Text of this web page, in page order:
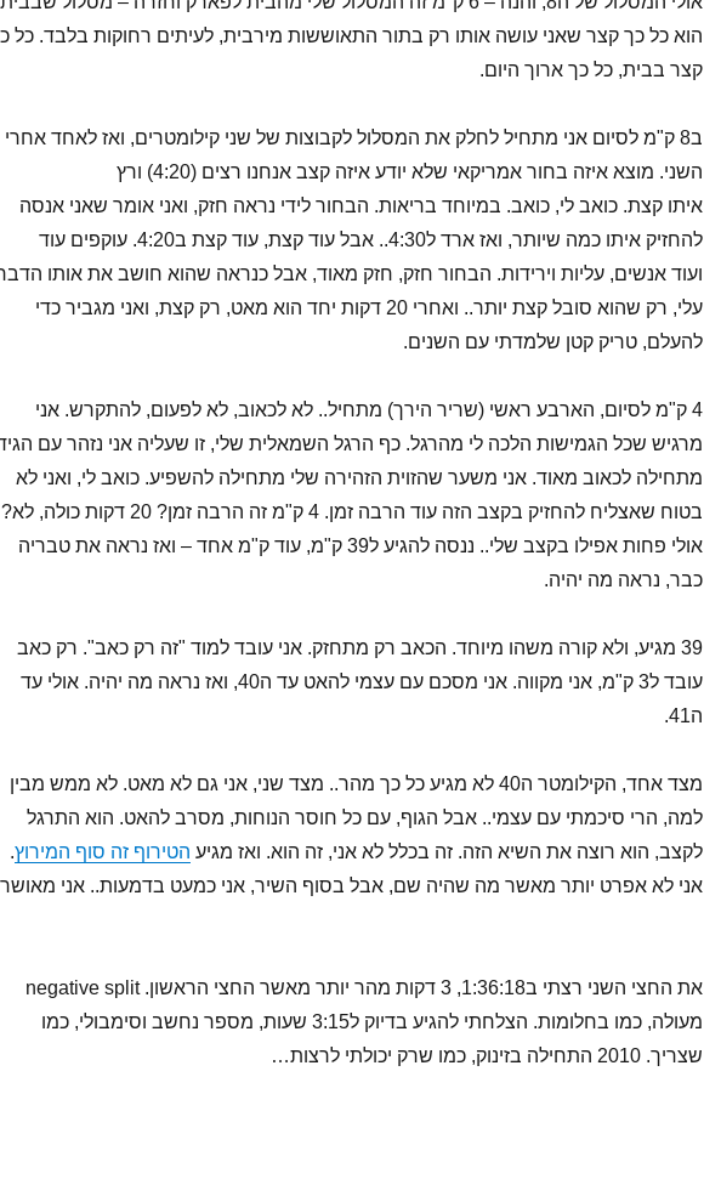
הוא כל כך קצר שאני עושה אותו רק בתור התאוששות מירבית, לעיתים רחוקות בלבד. כל
קצר בבית, כל כך ארוך היום.
ב8 ק"מ לסיום אני מתחיל לחלק את המסלול לקבוצות של שני קילומטרים, ואז לאחד אחרי
השני. מוצא איזה בחור אמריקאי שלא יודע איזה קצב אנחנו רצים (4:20) ורץ
איתו קצת. כואב לי, כואב. במיוחד בריאות. הבחור לידי נראה חזק, ואני אומר שאני אנסה
להחזיק איתו כמה שיותר, ואז ארד ל4:30.. אבל עוד קצת, עוד קצת ב4:20. עוקפים עוד
ועוד אנשים, עליות וירידות. הבחור חזק, חזק מאוד, אבל כנראה שהוא חושב את אותו
עלי, רק שהוא סובל קצת יותר.. ואחרי 20 דקות יחד הוא מאט, רק קצת, ואני מגביר כדי
להעלם, טריק קטן שלמדתי עם השנים.
4 ק"מ לסיום, הארבע ראשי (שריר הירך) מתחיל.. לא לכאוב, לא לפעום, להתקרש. אני
מרגיש שכל הגמישות הלכה לי מהרגל. כף הרגל השמאלית שלי, זו שעליה אני נזהר עם
מתחילה לכאוב מאוד. אני משער שהזוית הזהירה שלי מתחילה להשפיע. כואב לי, ואני לא
בטוח שאצליח להחזיק בקצב הזה עוד הרבה זמן. 4 ק"מ זה הרבה זמן? 20 דקות כולה, לא?
אולי פחות אפילו בקצב שלי.. ננסה להגיע ל39 ק"מ, עוד ק"מ אחד – ואז נראה את טבריה
כבר, נראה מה יהיה.
39 מגיע, ולא קורה משהו מיוחד. הכאב רק מתחזק. אני עובד למוד "זה רק כאב". רק כאב
עובד ל3 ק"מ, אני מקווה. אני מסכם עם עצמי להאט עד ה40, ואז נראה מה יהיה. אולי עד
ה41.
מצד אחד, הקילומטר ה40 לא מגיע כל כך מהר.. מצד שני, אני גם לא מאט. לא ממש מבין
למה, הרי סיכמתי עם עצמי.. אבל הגוף, עם כל חוסר הנוחות, מסרב להאט. הוא התרגל
לקצב, הוא רוצה את השיא הזה. זה בכלל לא אני, זה הוא. ואז מגיע הטירוף זה סוף המירוץ.
אני לא אפרט יותר מאשר מה שהיה שם, אבל בסוף השיר, אני כמעט בדמעות.. אני
את החצי השני רצתי ב1:36:18, 3 דקות מהר יותר מאשר החצי הראשון. negative split
מעולה, כמו בחלומות. הצלחתי להגיע בדיוק ל3:15 שעות, מספר נחשב וסימבולי, כמו
שצריך. 2010 התחילה בזינוק, כמו שרק יכולתי לרצות…